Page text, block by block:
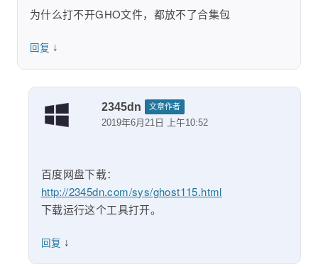
为什么打不开GHO文件，都放不了合集包
回复 ↓
2345dn 文章作者
2019年6月21日 上午10:52
百度网盘下载：
http://2345dn.com/sys/ghost115.html
下载运行这个工具打开。
回复 ↓